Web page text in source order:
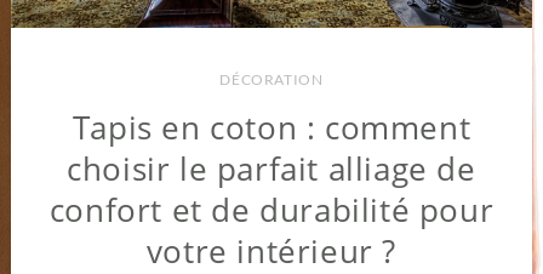
DÉCORATION
Tapis en coton : comment
choisir le parfait alliage de
confort et de durabilité pour
votre intérieur ?